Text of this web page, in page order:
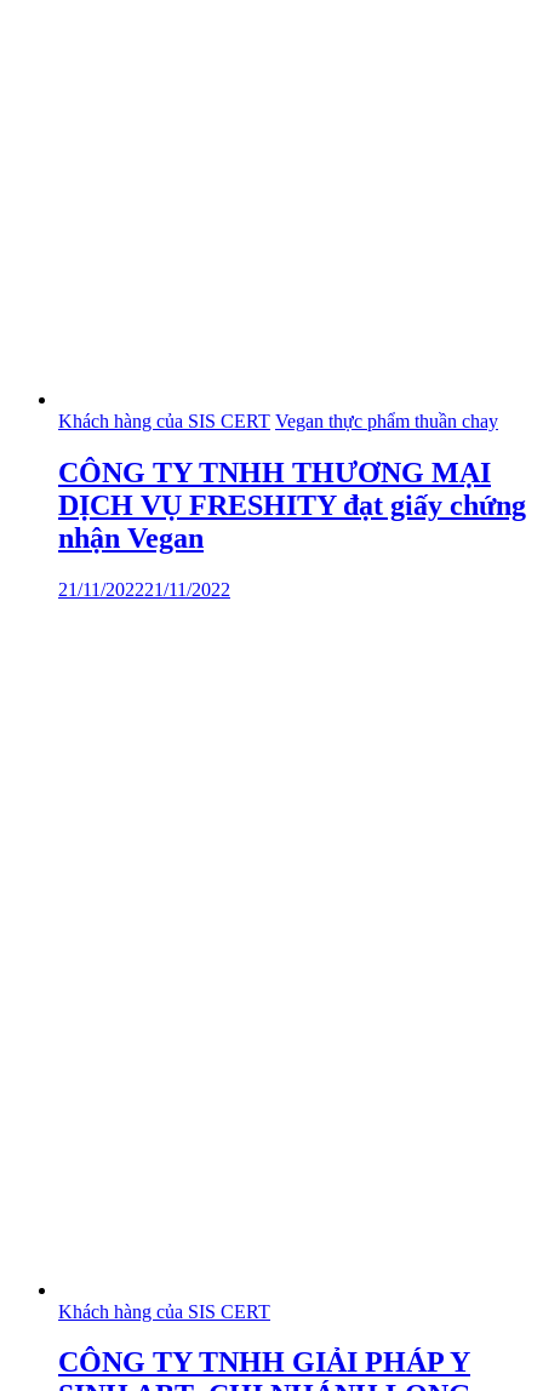
Khách hàng của SIS CERT Vegan thực phẩm thuần chay
CÔNG TY TNHH THƯƠNG MẠI
DỊCH VỤ FRESHITY đạt giấy chứng
nhận Vegan
21/11/202221/11/2022
Khách hàng của SIS CERT
CÔNG TY TNHH GIẢI PHÁP Y